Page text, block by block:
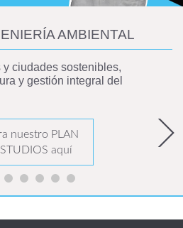
AMBIENTAL
ciudades sostenibles,
y gestión integral del
nuestro PLAN
aquí